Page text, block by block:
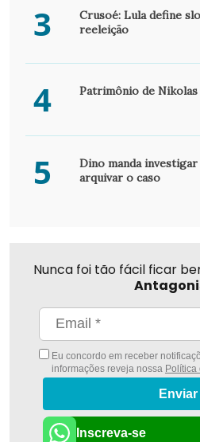
3
Crusoé: Lula define
reeleição
4 Patrimônio de
5
Dino manda
arquivar o caso
Nunca foi tão fácil ficar
Eu concordo em receber
informações reveja nossa Política
Enviar
Inscreva-se